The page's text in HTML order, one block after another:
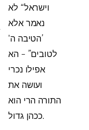
וישראל“ לא
נאמר אלא
’הטיבה ה'
לטובים” – הא
אפילו נכרי
ועושה את
התורה הרי הוא
ככהן גדול.